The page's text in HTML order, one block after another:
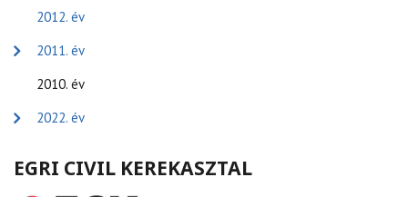
2012. év
2011. év
2010. év
2022. év
EGRI CIVIL KEREKASZTAL